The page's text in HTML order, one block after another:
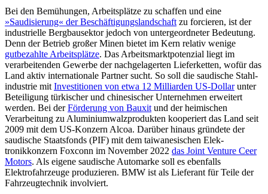
Bei den Bemühungen, Arbeitsplätze zu schaffen und eine
»Saudisierung« der Beschäftigungslandschaft zu forcieren, ist der
indus­trielle Bergbausektor jedoch von untergeordneter Bedeutung.
Denn der Betrieb großer Minen bietet im Kern relativ wenige
gutbezahlte Arbeitsplätze. Das Arbeitsmarktpotenzial liegt im
verarbeitenden Gewerbe der nachgelagerten Liefer­ketten, wofür das
Land aktiv internationale Partner sucht. So soll die saudische Stah­l­
industrie mit Investitionen von etwa 12 Milliarden US-Dollarunter
Beteiligung türkischer und chinesischer Unternehmen erweitert
werden. Bei derFörderung von Bauxit und der heimischen
Verarbeitung zu Aluminiumwalzprodukten kooperiert das Land seit
2009 mit dem US-Konzern Alcoa. Darüber hinaus gründete der
saudi­sche Staatsfonds (PIF) mit dem taiwanesischen Elek­
tronikkonzern Foxconn im November 2022 das Joint Venture Ceer
Motors. Als eigene saudi­sche Automarke soll es eben­falls
Elektrofahrzeuge produzieren. BMW ist als Lieferant für Teile der
Fahrzeug­technik involviert.